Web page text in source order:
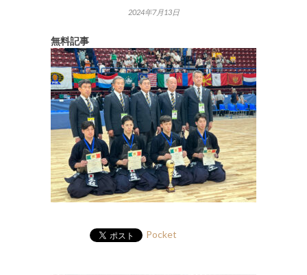
2024年7月13日
無料記事
Pocket